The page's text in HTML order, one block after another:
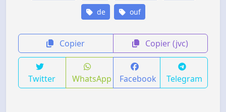
de ouf
Copier Copier (jvc)
Twitter WhatsApp Facebook Telegram